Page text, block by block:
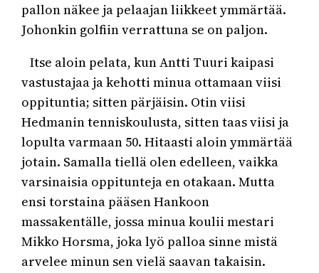
pallon näkee ja pelaajan liikkeet ymmärtää.
Johonkin golfiin verrattuna se on paljon.
Itse aloin pelata, kun Antti Tuuri kaipasi
vastustajaa ja kehotti minua ottamaan viisi
oppituntia; sitten pärjäisin. Otin viisi
Hedmanin tenniskoulusta, sitten taas viisi ja
lopulta varmaan 50. Hitaasti aloin ymmärtää
jotain. Samalla tiellä olen edelleen, vaikka
varsinaisia oppitunteja en otakaan. Mutta
ensi torstaina pääsen Hankoon
massakentälle, jossa minua koulii mestari
Mikko Horsma, joka lyö palloa sinne mistä
arvelee minun sen vielä saavan takaisin.